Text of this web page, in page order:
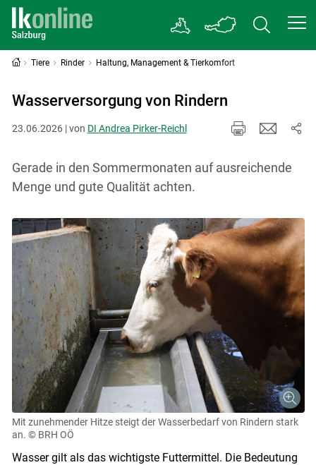
Tiere Rinder Haltung, Management & Tierkomfort
Wasserversorgung von Rindern
23.06.2026 | von DI Andrea Pirker-Reichl
Gerade in den Sommermonaten auf ausreichende
Menge und gute Qualität achten.
Mit zunehmender Hitze steigt der Wasserbedarf von Rindern stark
an. © BRH OÖ
Wasser gilt als das wichtigste Futtermittel. Die Bedeutung